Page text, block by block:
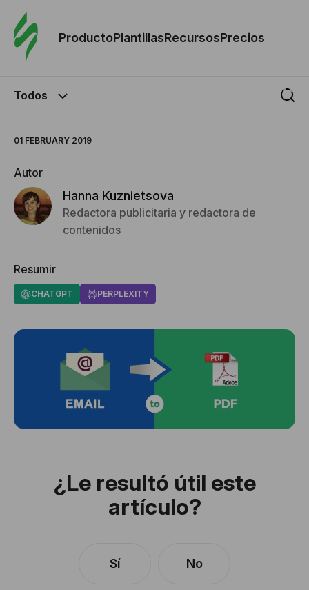
ProductoPlantillasRecursosPrecios
Todos
01 FEBRUARY 2019
Autor
Hanna Kuznietsova
Redactora publicitaria y redactora de
contenidos
Resumir
CHATGPT PERPLEXITY
¿Le resultó útil este
artículo?
Sí No